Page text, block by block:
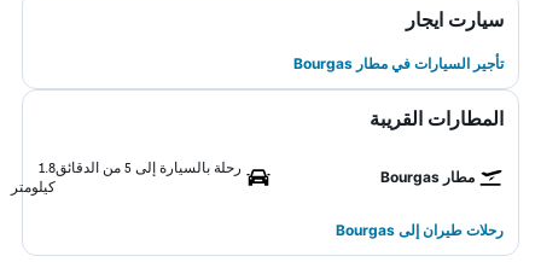
سيارت ايجار
تأجير السيارات في مطار Bourgas
المطارات القريبة
مطار Bourgas
رحلة بالسيارة إلى 5 من الدقائق
1.8
كيلومتر
رحلات طيران إلى Bourgas